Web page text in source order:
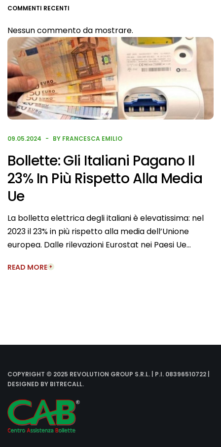
09.05.2024 BY FRANCESCA EMILIO
Bollette: Gli Italiani Pagano Il
23% In Più Rispetto Alla Media
Ue
La bolletta elettrica degli italiani è elevatissima: nel
2023 il 23% in più rispetto alla media dell’Unione
europea. Dalle rilevazioni Eurostat nei Paesi Ue…
READ MORE
COMMENTI RECENTI
Nessun commento da mostrare.
COPYRIGHT © 2025 REVOLUTION GROUP S.R.L. | P.I. 08396510722 |
DESIGNED BY BITRECALL.